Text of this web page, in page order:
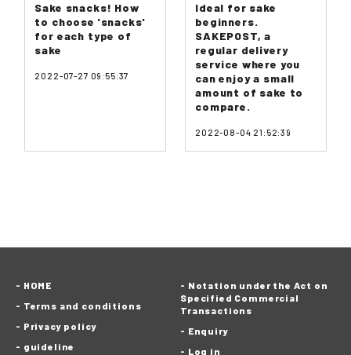
Sake snacks! How
to choose 'snacks'
for each type of
sake
2022-07-27 09:55:37
Ideal for sake
beginners.
SAKEPOST, a
regular delivery
service where you
can enjoy a small
amount of sake to
compare.
2022-08-04 21:52:39
HOME
Terms and conditions
Privacy policy
guideline
Notation under the Act on
Specified Commercial
Transactions
Enquiry
Log in